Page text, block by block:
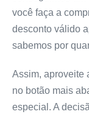
você faça a
desconto válido
sabemos por
Assim, aproveite
no botão mais
especial. A